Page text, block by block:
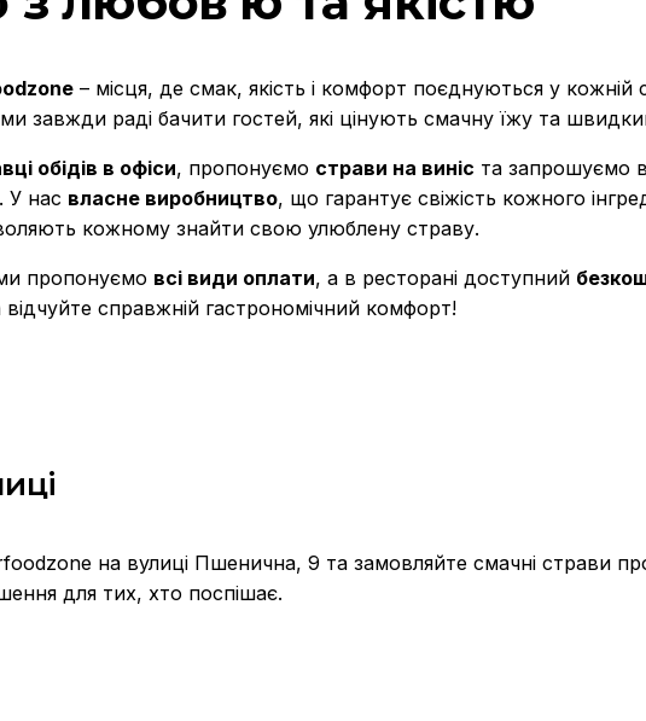
– місця, де смак, якість і комфорт поєднуються у
ми завжди раді бачити гостей, які цінують смачну їжу та
обідів в офіси, пропонуємо страви на виніс та запрошуємо
У нас власне виробництво, що гарантує свіжість кожного
кожному знайти свою улюблену страву.
пропонуємо всі види оплати, а в ресторані доступний
відчуйте справжній гастрономічний комфорт!
на вулиці Пшенична, 9 та замовляйте смачні страви
для тих, хто поспішає.